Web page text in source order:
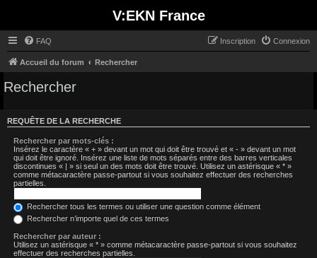
V:EKN France
FAQ Connexion
Inscription
Accueil du forum Rechercher
Rechercher
REQUÊTE DE LA RECHERCHE
Rechercher par mots-clés :
Insérez le caractère « + » devant un mot qui doit être trouvé et « - » devant un mot
qui doit être ignoré. Insérez une liste de mots séparés entre des barres verticales
discontinues « | » si seul un des mots doit être trouvé. Utilisez un astérisque « * »
comme métacaractère passe-partout si vous souhaitez effectuer des recherches
partielles.
Rechercher tous les termes ou utiliser une question comme élément
Rechercher n’importe quel de ces termes
Rechercher par auteur :
Utilisez un astérisque « * » comme métacaractère passe-partout si vous souhaitez
effectuer des recherches partielles.